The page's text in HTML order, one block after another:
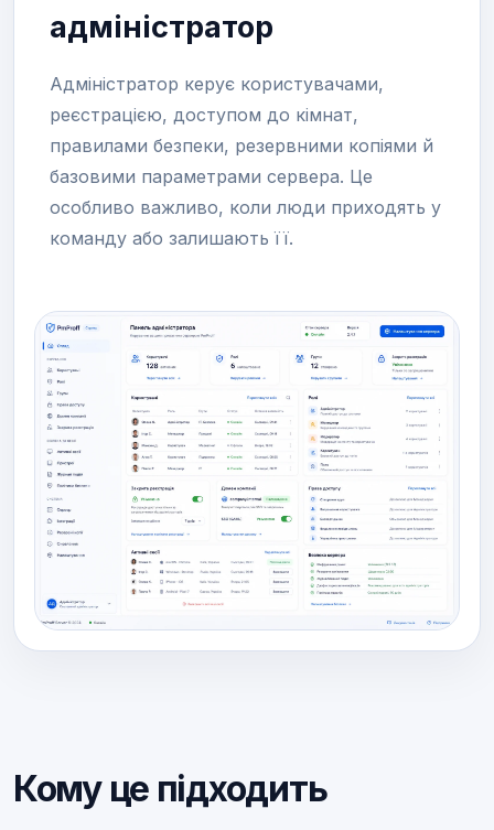
адміністратор
Адміністратор керує користувачами,
реєстрацією, доступом до кімнат,
правилами безпеки, резервними копіями й
базовими параметрами сервера. Це
особливо важливо, коли люди приходять у
команду або залишають її.
Кому це підходить